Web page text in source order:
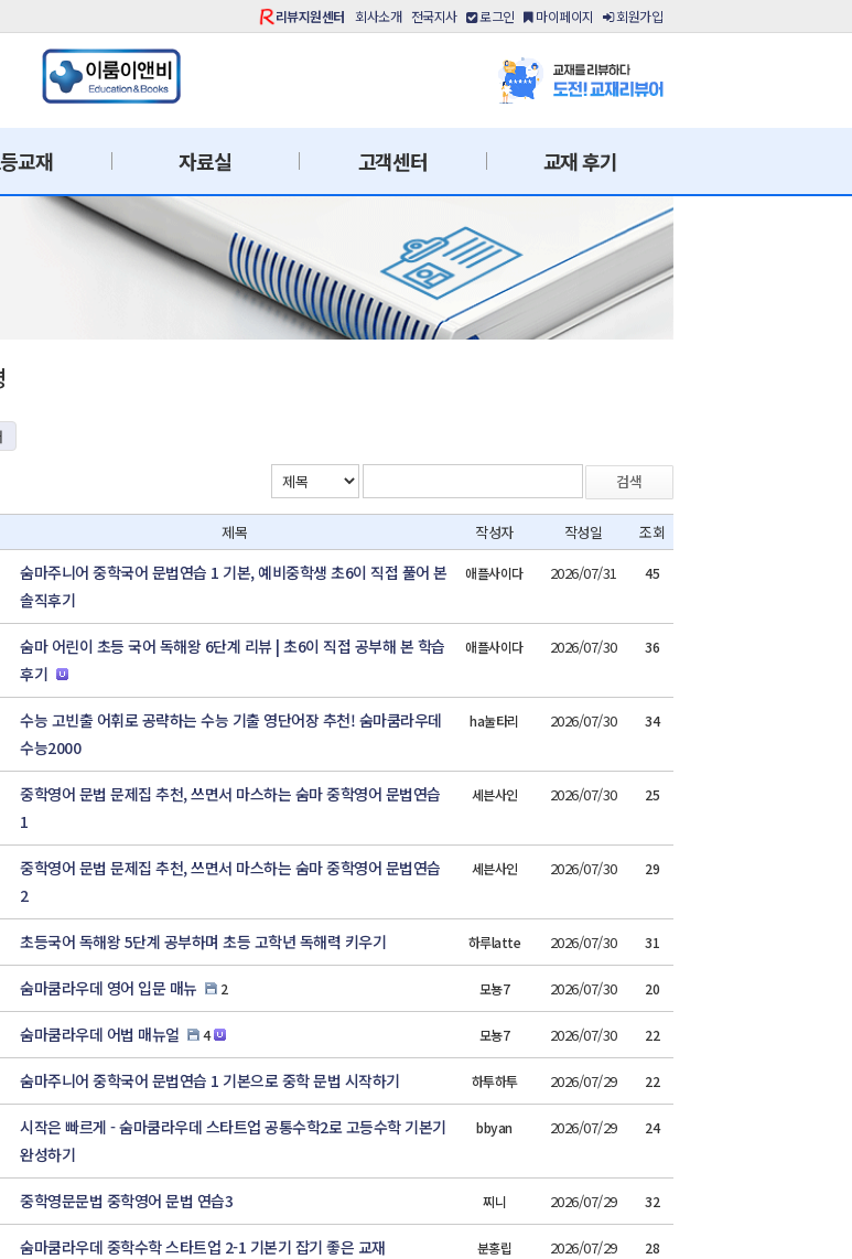
리뷰지원센터 회사소개 전국지사 로그인 마이페이지 회원가입
교재 자료실 고객센터 교재 후기
검색
제목 작성자 작성일 조회
숨마주니어 중학국어 문법연습 1 기본, 예비중학생 초6이 직접 풀어 본
솔직후기
애플사이다 2026/07/31 45
숨마 어린이 초등 국어 독해왕 6단계 리뷰 | 초6이 직접 공부해 본 학습
후기
애플사이다 2026/07/30 36
수능 고빈출 어휘로 공략하는 수능 기출 영단어장 추천! 숨마쿰라우데
수능2000
ha눌타리 2026/07/30 34
중학영어 문법 문제집 추천, 쓰면서 마스하는 숨마 중학영어 문법연습
1
세븐사인 2026/07/30 25
중학영어 문법 문제집 추천, 쓰면서 마스하는 숨마 중학영어 문법연습
2
세븐사인 2026/07/30 29
초등국어 독해왕 5단계 공부하며 초등 고학년 독해력 키우기 하루latte 2026/07/30 31
숨마쿰라우데 영어 입문 매뉴 2 모뇽7 2026/07/30 20
숨마쿰라우데 어법 매뉴얼 4 모뇽7 2026/07/30 22
숨마주니어 중학국어 문법연습 1 기본으로 중학 문법 시작하기 하투하투 2026/07/29 22
시작은 빠르게 - 숨마쿰라우데 스타트업 공통수학2로 고등수학 기본기
완성하기
bbyan 2026/07/29 24
중학영문문법 중학영어 문법 연습3 찌니 2026/07/29 32
숨마쿰라우데 중학수학 스타트업 2-1 기본기 잡기 좋은 교재 분홍립 2026/07/29 28